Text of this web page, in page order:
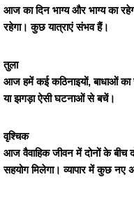
आज का दिन भाग्य और भाग्य का
रहेगा। कुछ यात्राएं संभव हैं।
तुला
आज हमें कई कठिनाइयों, बाधाओं का
या झगड़ा ऐसी घटनाओं से बचें।
वृश्चिक
आज वैवाहिक जीवन में दोनों के बीच
सहयोग मिलेगा। व्यापार में कुछ नए